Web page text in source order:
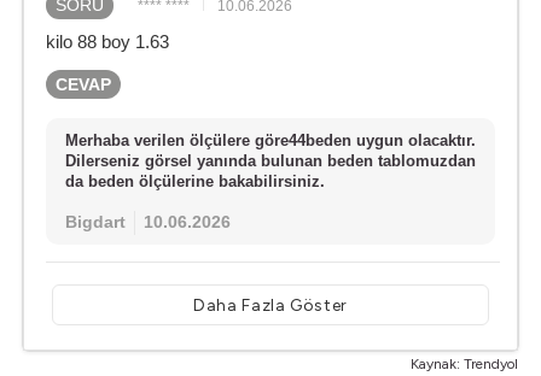
SORU **** **** 10.06.2026
kilo 88 boy 1.63
CEVAP
Merhaba verilen ölçülere göre44beden uygun olacaktır.
Dilerseniz görsel yanında bulunan beden tablomuzdan
da beden ölçülerine bakabilirsiniz.
Bigdart 10.06.2026
Daha Fazla Göster
Kaynak: Trendyol